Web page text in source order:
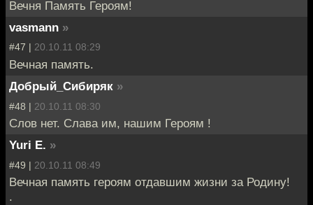
Вечня Память Героям!
vasmann »
#47 | 20.10.11 08:29
Вечная память.
Добрый_Сибиряк »
#48 | 20.10.11 08:30
Слов нет. Слава им, нашим Героям !
Yuri E. »
#49 | 20.10.11 08:49
Вечная память героям отдавшим жизни за Родину!
.